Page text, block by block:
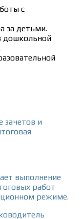
с
за детьми.
дошкольной
зачетов и
выполнение
работ
режиме.